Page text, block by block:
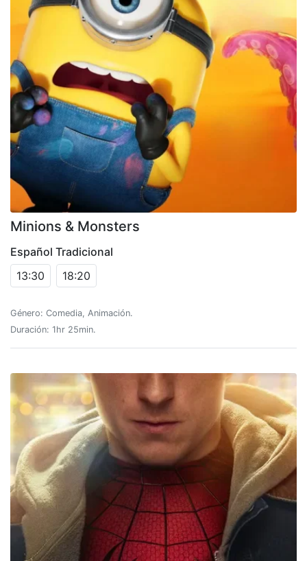
Minions & Monsters
Español Tradicional
13:30
18:20
Género: Comedia, Animación.
Duración: 1hr 25min.